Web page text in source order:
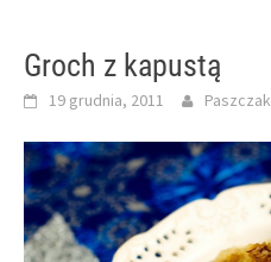
Groch z kapustą
19 grudnia, 2011 Paszczak